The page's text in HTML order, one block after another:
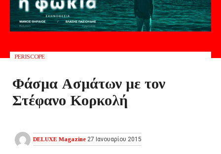
PERISCOPE
Φάσμα Ασμάτων με τον
Στέφανο Κορκολή
DELUXE Magazine 27 Ιανουαρίου 2015